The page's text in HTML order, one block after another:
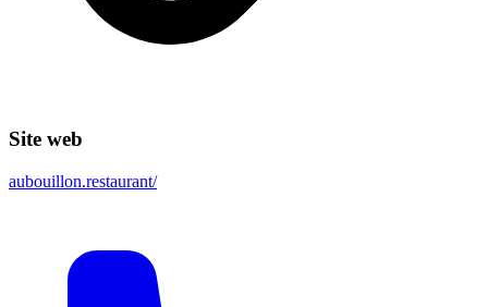
Site web
aubouillon.restaurant/